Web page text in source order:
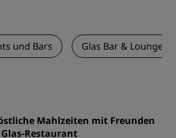
und Bars Glas Bar & Lounge
Mahlzeiten mit Freunden
Restaurant